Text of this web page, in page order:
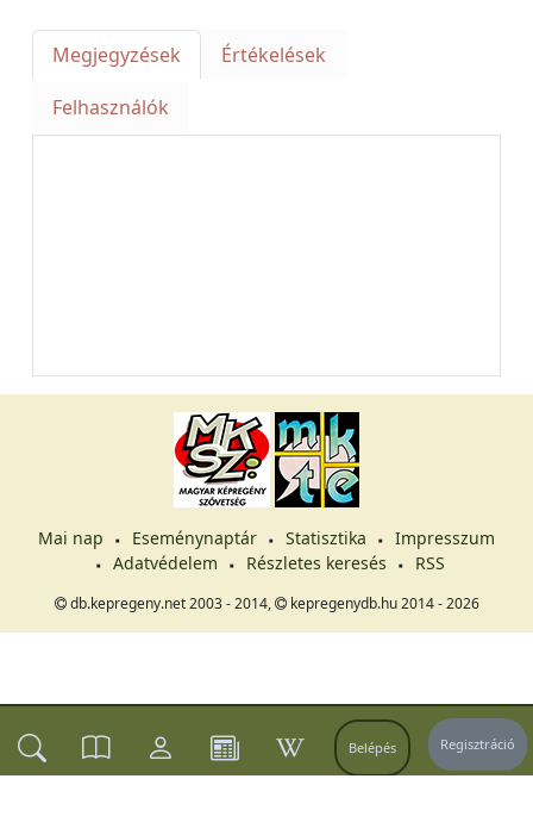
Belépés Regisztráció
Megjegyzések
Értékelések
Felhasználók
Mai nap Eseménynaptár Statisztika
Impresszum
Adatvédelem
Részletes keresés RSS
db.kepregeny.net 2003 - 2014, kepregenydb.hu 2014 - 2026